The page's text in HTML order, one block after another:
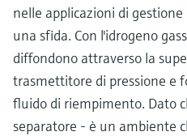
nelle applicazioni di
una sfida. Con l'idrogeno
diffondono attraverso la
trasmettitore di pressione e
fluido di riempimento. Dato
separatore - è un ambiente